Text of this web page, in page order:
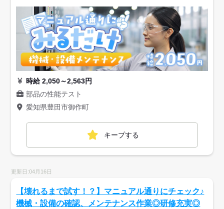
時給 2,050～2,563円
部品の性能テスト
愛知県豊田市御作町
キープする
更新日:04月16日
【壊れるまで試す！？】マニュアル通りにチェック♪
機械・設備の確認、メンテナンス作業◎研修充実◎